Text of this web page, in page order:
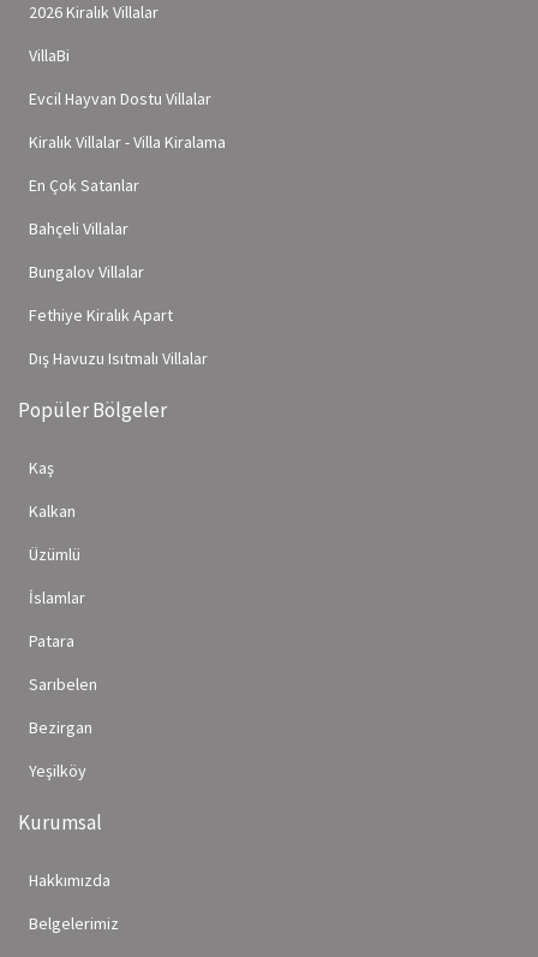
2026 Kiralık Villalar
VillaBi
Evcil Hayvan Dostu Villalar
Kiralık Villalar - Villa Kiralama
En Çok Satanlar
Bahçeli Villalar
Bungalov Villalar
Fethiye Kiralık Apart
Dış Havuzu Isıtmalı Villalar
Popüler Bölgeler
Kaş
Kalkan
Üzümlü
İslamlar
Patara
Sarıbelen
Bezirgan
Yeşilköy
Kurumsal
Hakkımızda
Belgelerimiz